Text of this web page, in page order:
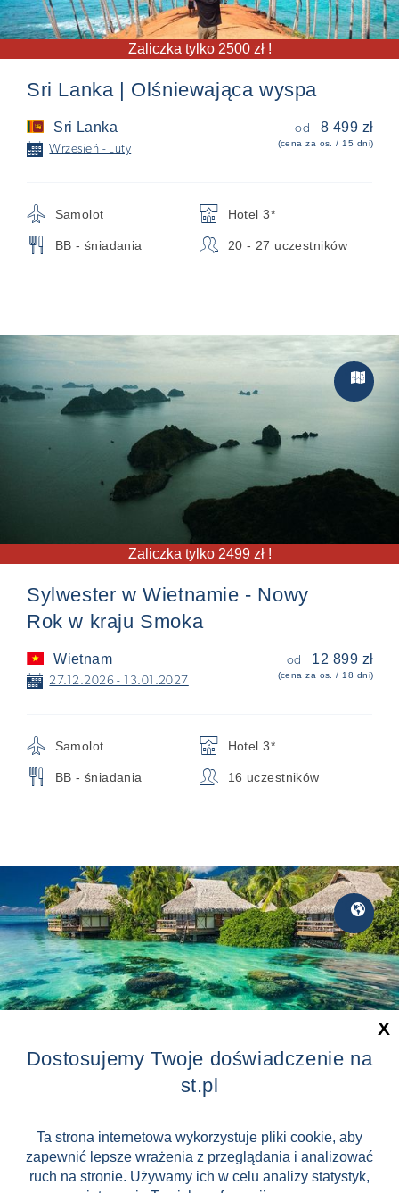
Zaliczka tylko 2500 zł !
Sri Lanka | Olśniewająca wyspa
Sri Lanka
📅 Wrzesień - Luty
od 8 499 zł
(cena za os. / 15 dni)
✈ Samolot 🏨 Hotel 3*
🍴 BB - śniadania 👥 20 - 27 uczestników
Zaliczka tylko 2499 zł !

Sylwester w Wietnamie - Nowy
Rok w kraju Smoka
Wietnam
📅 27.12.2026 - 13.01.2027
od 12 899 zł
(cena za os. / 18 dni)
✈ Samolot 🏨 Hotel 3*
🍴 BB - śniadania 👥 16 uczestników
Zaliczka tylko 3500 zł !
Egzotyka
🌎
3 Wyspy | Bali + Gili + Nusa
Penida | Rajska część Indonezji
Dostosujemy Twoje doświadczenie na
st.pl
Ta strona internetowa wykorzystuje pliki cookie, aby
zapewnić lepsze wrażenia z przeglądania i analizować
ruch na stronie. Używamy ich w celu analizy statystyk,
X